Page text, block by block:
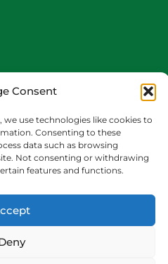
Consent
we use technologies like cookies to
Consenting to these
data such as browsing
Not consenting or withdrawing
features and functions.
a 13:00 y de 15:00 a